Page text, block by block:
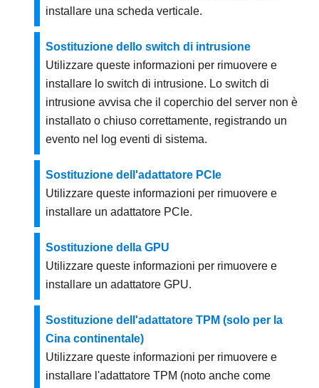
installare una scheda verticale.
Sostituzione dello switch di intrusione
Utilizzare queste informazioni per rimuovere e
installare lo switch di intrusione. Lo switch di
intrusione avvisa che il coperchio del server non è
installato o chiuso correttamente, registrando un
evento nel log eventi di sistema.
Sostituzione dell'adattatore PCIe
Utilizzare queste informazioni per rimuovere e
installare un adattatore PCIe.
Sostituzione della GPU
Utilizzare queste informazioni per rimuovere e
installare un adattatore GPU.
Sostituzione dell'adattatore TPM (solo per la
Cina continentale)
Utilizzare queste informazioni per rimuovere e
installare l'adattatore TPM (noto anche come